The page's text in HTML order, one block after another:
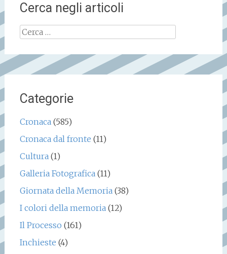
Cerca negli articoli
Ricerca
Categorie
Cronaca(585)
Cronaca dal fronte (11)
Cultura(1)
Galleria Fotografica(11)
Giornata della Memoria(38)
I colori della memoria(12)
Il Processo (161)
Inchieste (4)